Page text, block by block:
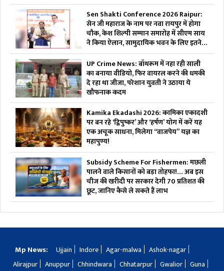
Sen Shakti Conference 2026 Raipur:
सेन जी महाराज के नाम पर नवा रायपुर में होगा
चौक, केश शिल्पी सम्मान समारोह में सीएम साय
ने किया ऐलान, सामुदायिक भवन के लिए इतने
लाख रुपए देगी सरकार
UP Crime News: बॉथरूम में नहा रही साली
का बनाया वीडियो, फिर वायरल करने की धमकी
दे रहा था जीजा, परेशान युवती ने उठाया ये
खौफनाक कदम
Kamika Ekadashi 2026: कामिका एकादशी
पर बन रहे ‘द्विपुष्कर’ और ‘हर्षण’ योग में करें यह
एक अचूक साधना, मिलेगा “वाजपेय” यज्ञ का
महापुण्य!
Subsidy Scheme For Fishermen: मछली
पालने वाले किसानों को बड़ा तोहफा!… अब इस
चीज की खरीदी पर सरकार देगी 70 प्रतिशत की
छूट, जानिए कैसे ले सकते हैं लाभ
Mp News: Ujjain Indore Agar-malwa
Ashok-nagar
Alirajpur
Anuppur Chhindwara Chhatarpur Gwalior
Guna